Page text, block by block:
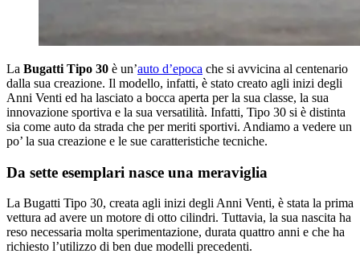
La Bugatti Tipo 30 è un’auto d’epoca che si avvicina al centenario
dalla sua creazione. Il modello, infatti, è stato creato agli inizi degli
Anni Venti ed ha lasciato a bocca aperta per la sua classe, la sua
innovazione sportiva e la sua versatilità. Infatti, Tipo 30 si è distinta
sia come auto da strada che per meriti sportivi. Andiamo a vedere un
po’ la sua creazione e le sue caratteristiche tecniche.
Da sette esemplari nasce una meraviglia
La Bugatti Tipo 30, creata agli inizi degli Anni Venti, è stata la prima
vettura ad avere un motore di otto cilindri. Tuttavia, la sua nascita ha
reso necessaria molta sperimentazione, durata quattro anni e che ha
richiesto l’utilizzo di ben due modelli precedenti.